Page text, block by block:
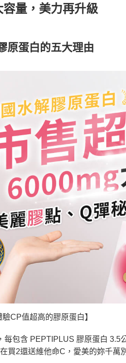
３．未成年的使用者請事先徵得法定代
「AFTEE先享後付」，若未經同意申辦
即時審查核予不同之上限額度；若仍有
結果請求用戶進行身份認證。
量，美力再升級
原蛋白的五大理由
CP值超高的膠原蛋白】
包含 PEPTIPLUS 膠原蛋白 3.5
買2還送維他命C，愛美的妳千萬